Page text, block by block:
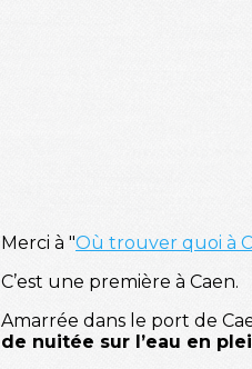
Merci à "Où trouver quoi à
C’est une première à Caen.
Amarrée dans le port de
de nuitée sur l’eau en